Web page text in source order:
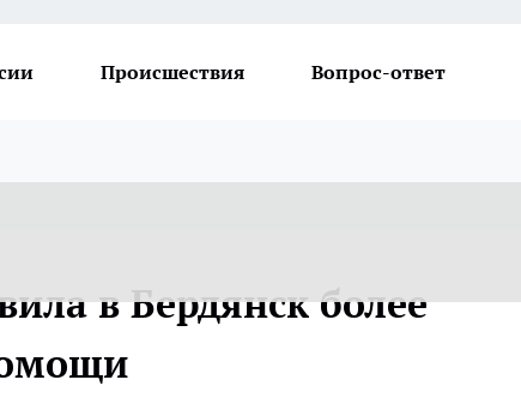
Происшествия Вопрос-ответ
в Бердянск более